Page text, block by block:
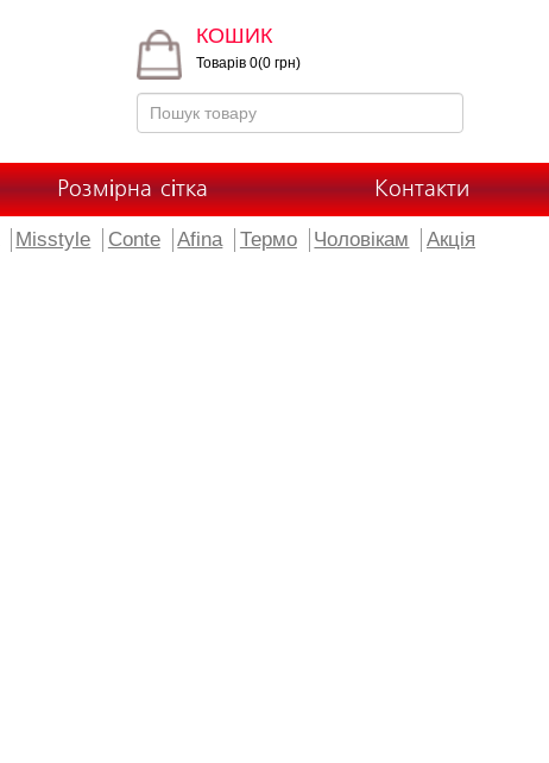
КОШИК
Товарів 0(0 грн)
Розмірна сітка Контакти
Misstyle Conte Afina Термо Чоловікам Акція